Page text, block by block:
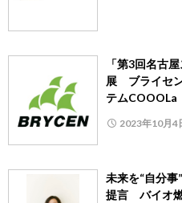
「第3回名古
展 ブライセ
テムCOOOLa
2023年10月4
未来を“自分
提言 バイオ